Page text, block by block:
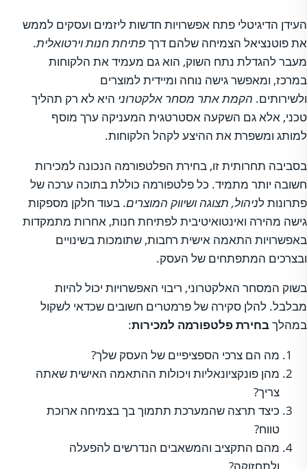
העידן הדיגיטלי פתח אפשרויות חדשות ליזמים ועסקים לממש
את פוטנציאל הצמיחה שלהם דרךפתיחת חנות וירטואלית.
מעבר להגדלת נתח השוק, הוא גם מעמיד את הלקוחות
במרכז, ומאפשר גישה נוחה ומיידית למוצרים
ולשירותים. הקמת אתר מסחר אלקטרוני היא לא רק תהליך
טכני, אלא גם השקעה אסטרטגית המעניקה ערך מוסף
למותג ומשפרת את ההיצע לקהל הלקוחות.
בסביבה תחרותית זו, בחירת הפלטפורמה הנכונה למכירות
חשובה יותר מתמיד. כל פלטפורמה כוללת בתוכה ערכה של
פתרונות לניהול, תצוגה ושיווק המוצרים. בעוד חלקן מספקות
גישה מהירה ואינטואיטיבית לפתיחת חנות, אחרות מתמקדות
באפשרויות התאמה אישית רחבות, שתומכות בשינויים
ובצרכים המתפתחים של העסק.
בשוק המסחר האלקטרוני, ריבוי האפשרויות יכול להיות
מבלבל. להלן סקירה של פרמטרים חשובים שכדאי לשקול
במהלךבחירת פלטפורמה למכירות:
מה הם צרכי הספציפיים של העסק שלך?
מהן פונקציונאליות ויכולות ההתאמה האישית שאתה
צריך?
כיצד תרצה שהמערכת תתמוך בך בצמיחה ארוכת
טווח?
מהם התקציב והמשאבים הנדרשים להפעלה